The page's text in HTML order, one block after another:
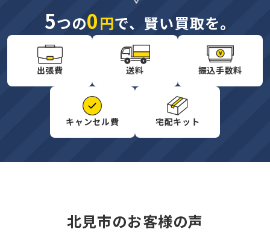
5つの0円で、賢い買取を。
出張費 送料 振込手数料
キャンセル費 宅配キット
北見市のお客様の声